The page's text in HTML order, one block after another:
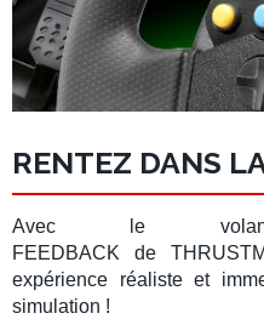
RENTEZ DANS
Avec le
FEEDBACK de
expérience réaliste et
simulation !